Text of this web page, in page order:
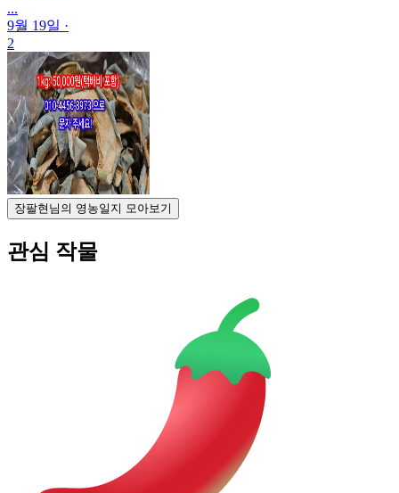
...
9월 19일 ·
2
장팔현님의 영농일지 모아보기
관심 작물